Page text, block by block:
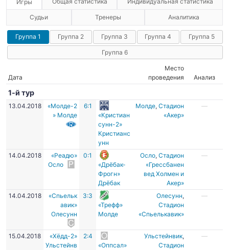
Игры
Судьи Тренеры Аналитика
Группа 1 Группа 2 Группа 3 Группа 4 Группа 5
Группа 6
Дата
Место
проведения
Анализ
1-й тур
13.04.2018
«Молде-2
» Молде
6:1
«Кристиан
сунн-2»
Кристианс
унн
Молде,Стадион
«Акер»
—
14.04.2018
«Реадю»
Осло
0:1
«Дрёбак-
Фрогн»
Дрёбак
Осло,Стадион
«Грессбанен
вед Холмен и
Акер»
—
14.04.2018
«Спьельк
авик»
Олесунн
3:3
«Трефф»
Молде
Олесунн,
Стадион
«Спьелькавик»
—
15.04.2018
«Хёдд-2»
Ульстейнв
2:4
«Оппсал»
Ульстейнвик,
Стадион
—